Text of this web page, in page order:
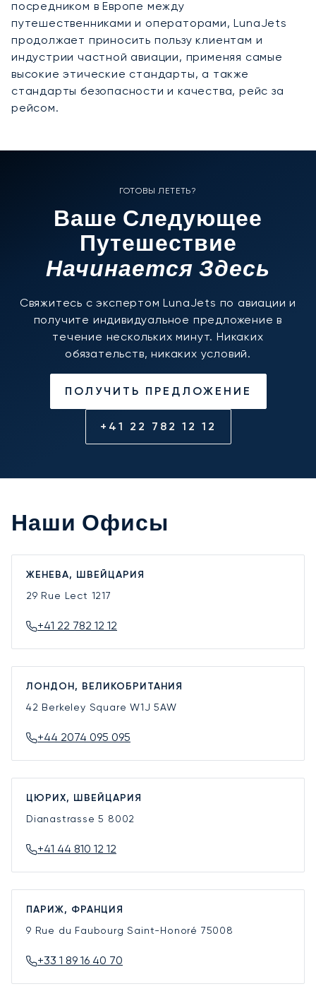
посредником в Европе между
путешественниками и операторами, LunaJets
продолжает приносить пользу клиентам и
индустрии частной авиации, применяя самые
высокие этические стандарты, а также
стандарты безопасности и качества, рейс за
рейсом.
ГОТОВЫ ЛЕТЕТЬ?
Ваше Следующее
Путешествие
Начинается Здесь
Свяжитесь с экспертом LunaJets по авиации и
получите индивидуальное предложение в
течение нескольких минут. Никаких
обязательств, никаких условий.
ПОЛУЧИТЬ ПРЕДЛОЖЕНИЕ
+41 22 782 12 12
Наши Офисы
ЖЕНЕВА, ШВЕЙЦАРИЯ
29 Rue Lect 1217
+41 22 782 12 12
ЛОНДОН, ВЕЛИКОБРИТАНИЯ
42 Berkeley SquareW1J 5AW
+44 2074 095 095
ЦЮРИХ, ШВЕЙЦАРИЯ
Dianastrasse 5 8002
+41 44 810 12 12
ПАРИЖ, ФРАНЦИЯ
9 Rue du Faubourg Saint-Honoré 75008
+33 1 89 16 40 70